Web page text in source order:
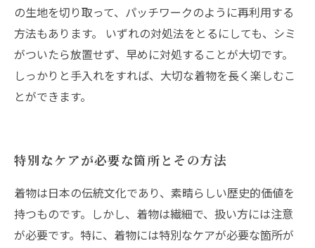
の生地を切り取って、パッチワークのように再利用する
方法もあります。 いずれの対処法をとるにしても、シミ
がついたら放置せず、早めに対処することが大切です。
しっかりと手入れをすれば、大切な着物を長く楽しむこ
とができます。
特別なケアが必要な箇所とその方法
着物は日本の伝統文化であり、素晴らしい歴史的価値を
持つものです。しかし、着物は繊細で、扱い方には注意
が必要です。特に、着物には特別なケアが必要な箇所が